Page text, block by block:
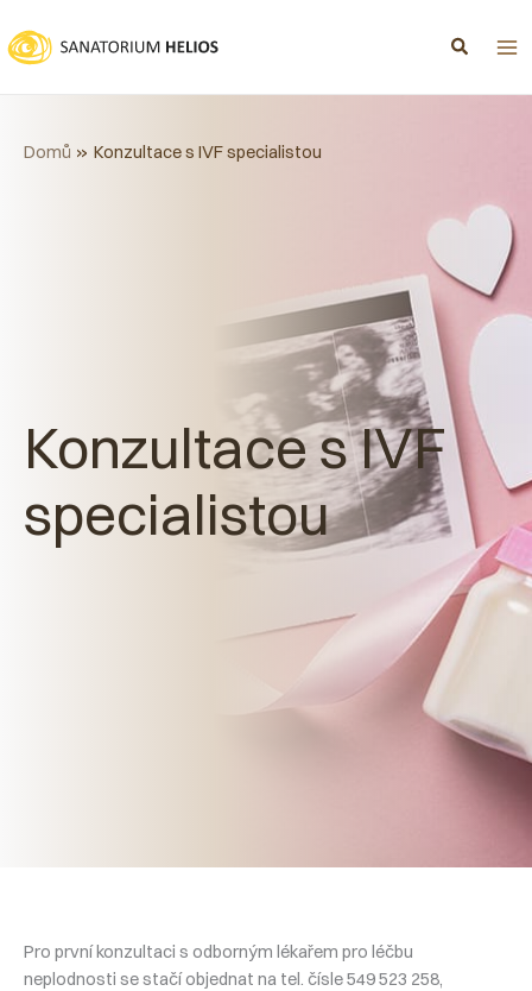
na
obsah
Konzultace s IVF
specialistou
Domů Konzultace s IVF specialistou
Pro první konzultaci s odborným lékařem pro léčbu
neplodnosti se stačí objednat na tel. čísle 549 523 258,